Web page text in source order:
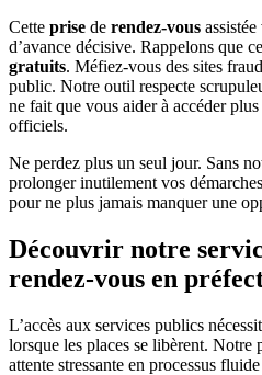
Cette prise de rendez-vous
d’avance décisive. Rappelons que
gratuits. Méfiez-vous des sites
public. Notre outil respecte
ne fait que vous aider à accéder
officiels.
Ne perdez plus un seul jour. Sans
prolonger inutilement vos
pour ne plus jamais manquer une
Découvrir notre
rendez-vous en
L’accès aux services publics
lorsque les places se libèrent. Notre
attente stressante en processus